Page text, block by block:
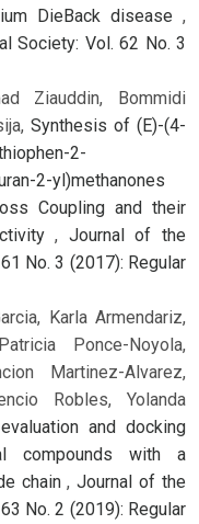
DieBack disease ,
Society: Vol. 62 No. 3
Ziauddin, Bommidi
Synthesis of (E)-(4-
2-
2-yl)methanones
Coupling and their
, Journal of the
No. 3 (2017): Regular
Karla Armendariz,
Ponce-Noyola,
Martinez-Alvarez,
Robles, Yolanda
and docking
compounds with a
chain,Journal of the
No. 2 (2019): Regular